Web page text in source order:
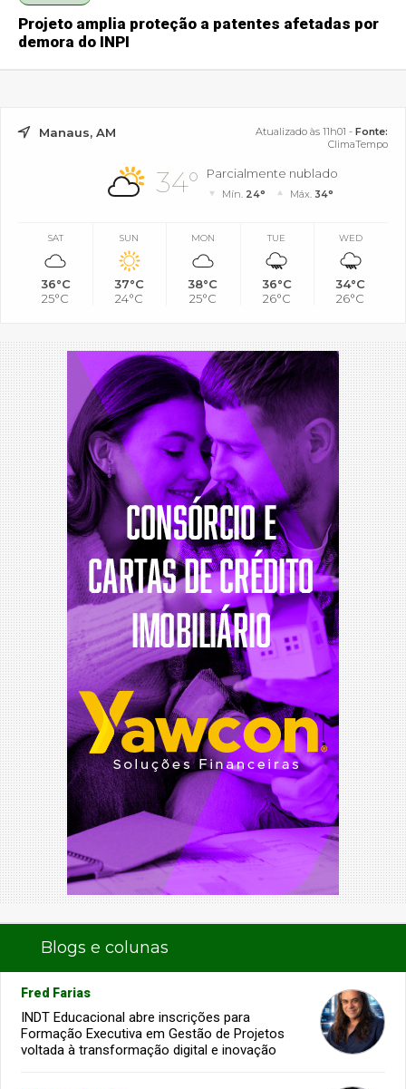
Projeto amplia proteção a patentes afetadas por
demora do INPI
Manaus, AM Atualizado às 11h01 - Fonte:
ClimaTempo
34° Parcialmente nublado
Mín. 24° Máx. 34°
SAT
36°C
25°C
SUN
37°C
24°C
MON
38°C
25°C
TUE
36°C
26°C
WED
34°C
26°C
Blogs e colunas
Fred Farias
INDT Educacional abre inscrições para
Formação Executiva em Gestão de Projetos
voltada à transformação digital e inovação